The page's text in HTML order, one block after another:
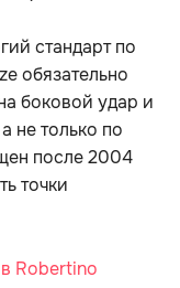
стандарт по
обязательно
боковой удар и
не только по
после 2004
точки
Robertino